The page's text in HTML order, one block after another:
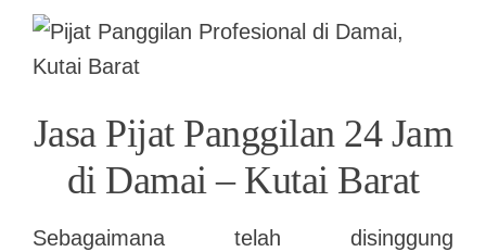
Jasa Pijat Panggilan 24 Jam
di Damai – Kutai Barat
Sebagaimana telah disinggung